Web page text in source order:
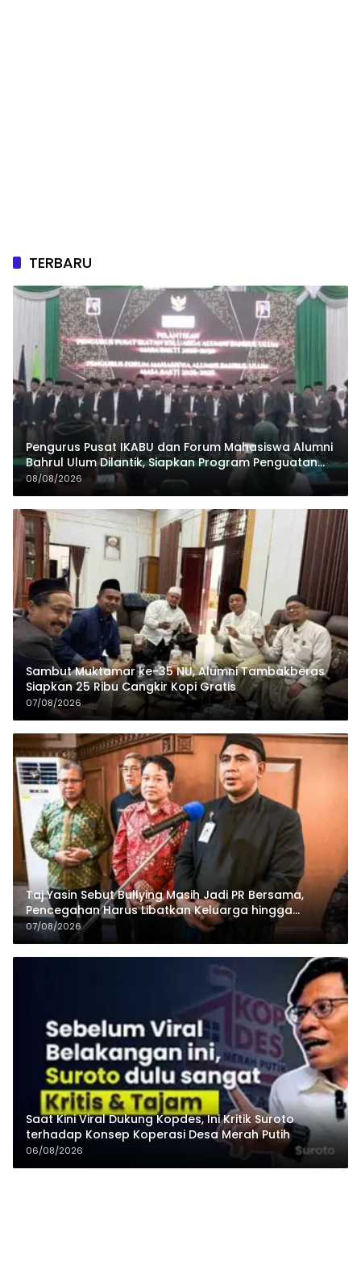
TERBARU
Pengurus Pusat IKABU dan Forum Mahasiswa Alumni
Bahrul Ulum Dilantik, Siapkan Program Penguatan
Organisasi dan Ekonomi
08/08/2026
Sambut Muktamar ke-35 NU, Alumni Tambakberas
Siapkan 25 Ribu Cangkir Kopi Gratis
07/08/2026
Taj Yasin Sebut Bullying Masih Jadi PR Bersama,
Pencegahan Harus Libatkan Keluarga hingga
Pesantren
07/08/2026
Saat Kini Viral Dukung Kopdes, Ini Kritik Suroto
terhadap Konsep Koperasi Desa Merah Putih
06/08/2026